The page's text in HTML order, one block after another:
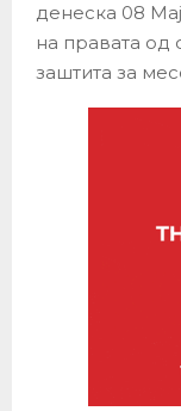
денеска 08
на правата од
заштита за